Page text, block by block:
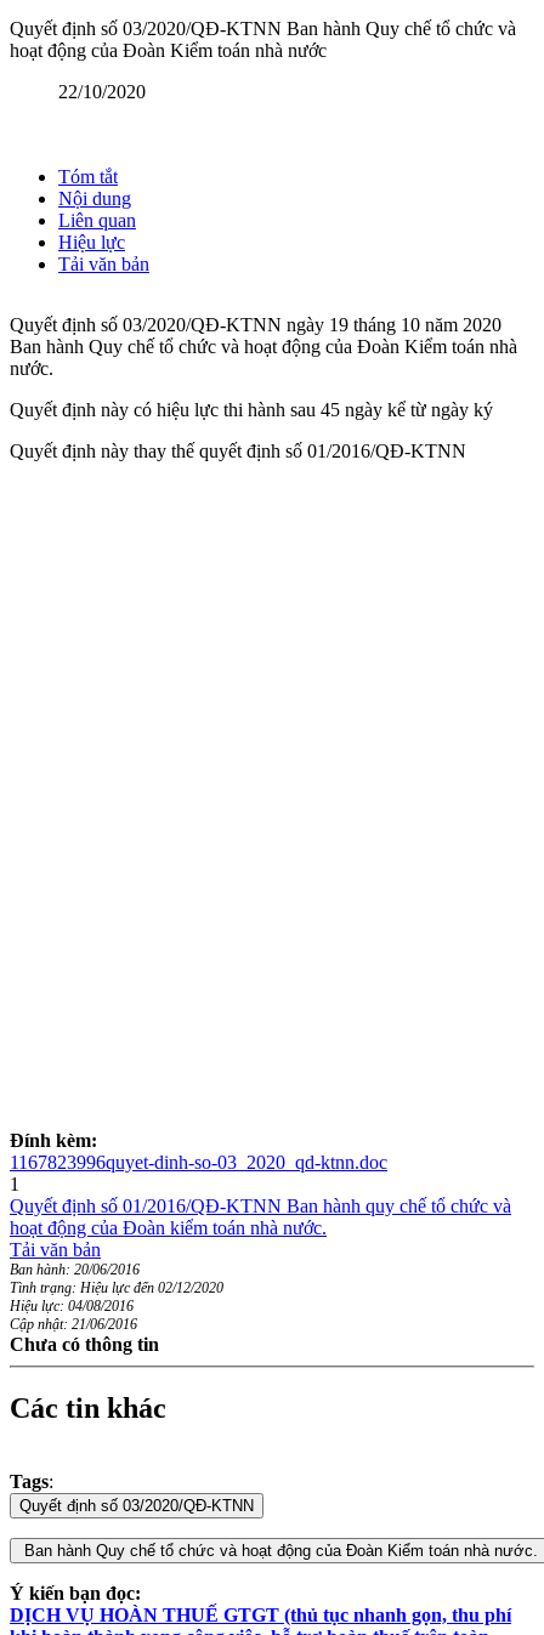
Quyết định số 03/2020/QĐ-KTNN Ban hành Quy chế tổ chức và
hoạt động của Đoàn Kiểm toán nhà nước
22/10/2020
Tóm tắt
Nội dung
Liên quan
Hiệu lực
Tải văn bản
Quyết định số 03/2020/QĐ-KTNN ngày 19 tháng 10 năm 2020
Ban hành Quy chế tổ chức và hoạt động của Đoàn Kiểm toán nhà
nước.
Quyết định này có hiệu lực thi hành sau 45 ngày kể từ ngày ký
Quyết định này thay thế quyết định số 01/2016/QĐ-KTNN
Đính kèm:
1167823996quyet-dinh-so-03_2020_qd-ktnn.doc
1
Quyết định số 01/2016/QĐ-KTNN Ban hành quy chế tổ chức và
hoạt động của Đoàn kiểm toán nhà nước.
Tải văn bản
Ban hành: 20/06/2016
Tình trạng: Hiệu lực đến 02/12/2020
Hiệu lực: 04/08/2016
Cập nhật: 21/06/2016
Chưa có thông tin
Các tin khác
Tags:
Ý kiến bạn đọc:
DỊCH VỤ HOÀN THUẾ GTGT (thủ tục nhanh gọn, thu phí